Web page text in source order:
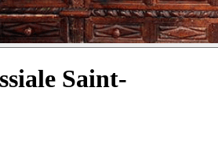
Saint-